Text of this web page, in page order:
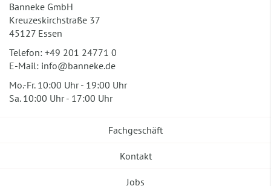
Banneke GmbH
Kreuzeskirchstraße 37
45127 Essen
Telefon: +49 201 24771 0
E-Mail: info@banneke.de
Mo.-Fr. 10:00 Uhr - 19:00 Uhr
Sa. 10:00 Uhr - 17:00 Uhr
Fachgeschäft
Kontakt
Jobs